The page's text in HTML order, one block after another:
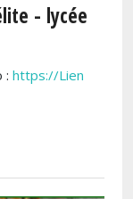
- lycée
: https://Lien